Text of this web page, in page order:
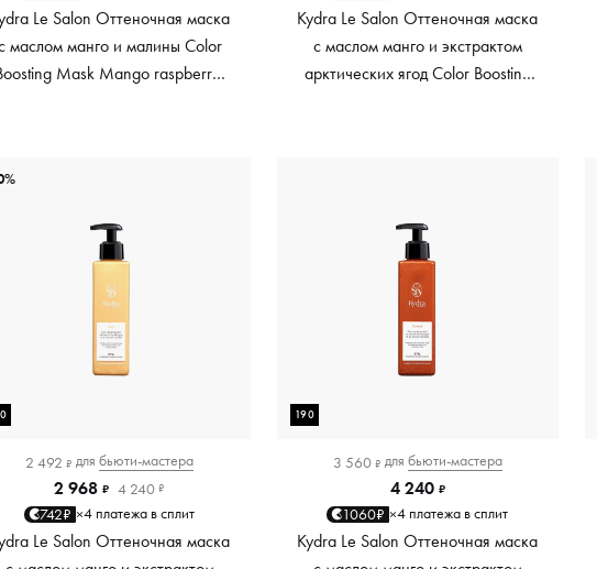
Le Salon Оттеночная маска
маслом манго и малины Color
Mask Mango raspberry,
Kydra Le Salon Оттеночная маска
с маслом манго и экстрактом
арктических ягод Color Boosting
2 492 ₽ для бьюти-мастера
2 968 ₽ 4 240 ₽
742₽ ×4 платежа в сплит
Le Salon Оттеночная маска
190
3 560 ₽ для бьюти-мастера
4 240 ₽
1060₽ ×4 платежа в сплит
Kydra Le Salon Оттеночная маска